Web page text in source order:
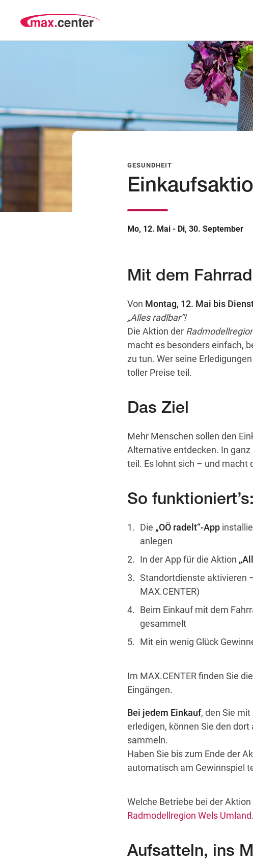
GESUNDHEIT
Mo, 12. Mai - Di, 30. September
Mit dem
Von Montag, 12. Mai bis
„Alles radlbar“!
Die Aktion der
macht es besonders einfach,
zu tun. Wer seine
toller Preise teil.
Das Ziel
Mehr Menschen sollen den
Alternative entdecken. In
teil. Es lohnt sich – und macht
So funktioniert’s:
Die „OÖ radelt“-App
anlegen
In der App für die Aktion
Standortdienste aktivieren
MAX.CENTER)
Beim Einkauf mit dem
gesammelt
Mit ein wenig Glück
Im MAX.CENTER finden Sie
Eingängen.
Bei jedem Einkauf, den Sie
erledigen, können Sie den
sammeln.
Haben Sie bis zum Ende der
automatisch am Gewinnspiel
Welche Betriebe bei der
Radmodellregion Wels Umland.
Aufsatteln, ins